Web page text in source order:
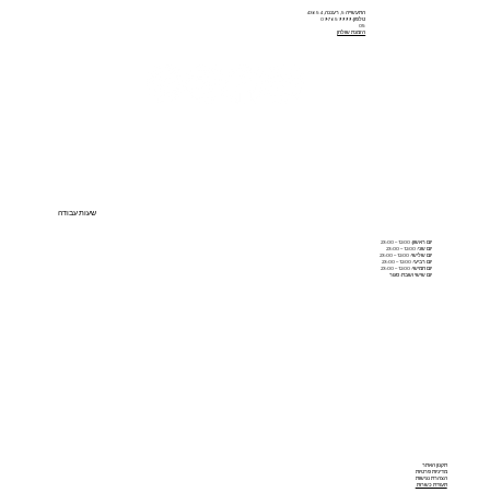
תקנון האתר
מדיניות פרטיות
הצהרת נגישות
תעודת כשרות
התעשייה 5, רעננה, 43654
טלפון: 09-7659999
05
הזמנת שולחן
יום ראשון: 12:00 – 23:00
יום שני: 12:00 – 23:00
יום שלישי: 12:00 – 23:00
יום רביעי: 12:00 – 23:00
יום חמישי: 12:00 – 23:00
יום שישי ושבת: סגור
שעות עבודה